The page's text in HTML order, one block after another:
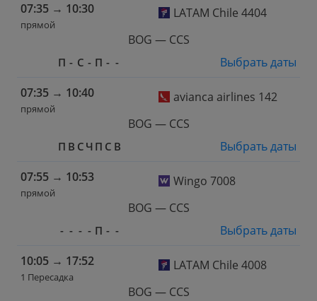
07:35 → 10:30
прямой
LATAM Chile 4404
BOG — CCS
П - С - П - -
Выбрать даты
07:35 → 10:40
прямой
avianca airlines 142
BOG — CCS
П В С Ч П С В
Выбрать даты
07:55 → 10:53
прямой
Wingo 7008
BOG — CCS
- - - - П - -
Выбрать даты
10:05 → 17:52
1 Пересадка
LATAM Chile 4008
BOG — CCS